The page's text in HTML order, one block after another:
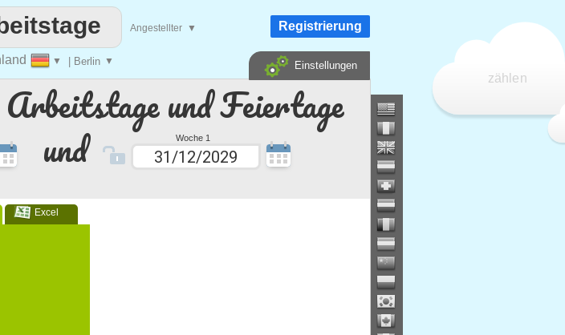
und Feiertage
und Woche 1
Excel
zählen
▼ | Berlin ▼
Angestellter ▼ Registrierung
Einstellungen